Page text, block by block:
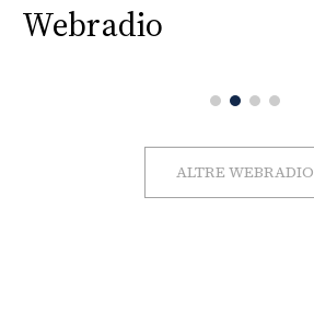
Webradio
ALTRE WEBRADIO